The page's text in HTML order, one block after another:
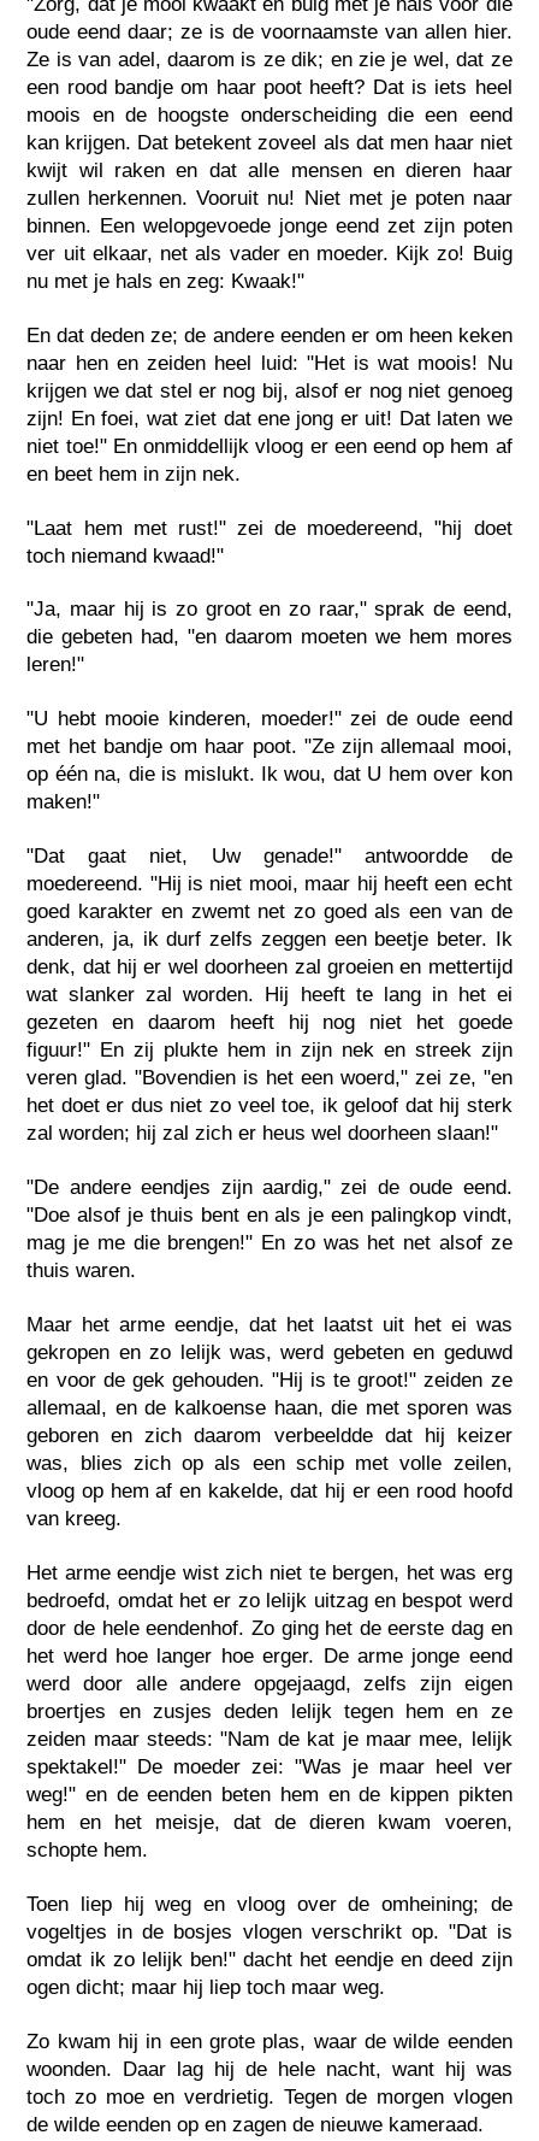
oude eend daar; ze is de voornaamste van allen hier.
Ze is van adel, daarom is ze dik; en zie je wel, dat ze
een rood bandje om haar poot heeft? Dat is iets heel
moois en de hoogste onderscheiding die een eend
kan krijgen. Dat betekent zoveel als dat men haar niet
kwijt wil raken en dat alle mensen en dieren haar
zullen herkennen. Vooruit nu! Niet met je poten naar
binnen. Een welopgevoede jonge eend zet zijn poten
ver uit elkaar, net als vader en moeder. Kijk zo! Buig
nu met je hals en zeg: Kwaak!"
En dat deden ze; de andere eenden er om heen keken
naar hen en zeiden heel luid: "Het is wat moois! Nu
krijgen we dat stel er nog bij, alsof er nog niet genoeg
zijn! En foei, wat ziet dat ene jong er uit! Dat laten we
niet toe!" En onmiddellijk vloog er een eend op hem af
en beet hem in zijn nek.
"Laat hem met rust!" zei de moedereend, "hij doet
toch niemand kwaad!"
"Ja, maar hij is zo groot en zo raar," sprak de eend,
die gebeten had, "en daarom moeten we hem mores
leren!"
"U hebt mooie kinderen, moeder!" zei de oude eend
met het bandje om haar poot. "Ze zijn allemaal mooi,
op één na, die is mislukt. Ik wou, dat U hem over kon
maken!"
"Dat gaat niet, Uw genade!" antwoordde de
moedereend. "Hij is niet mooi, maar hij heeft een echt
goed karakter en zwemt net zo goed als een van de
anderen, ja, ik durf zelfs zeggen een beetje beter. Ik
denk, dat hij er wel doorheen zal groeien en mettertijd
wat slanker zal worden. Hij heeft te lang in het ei
gezeten en daarom heeft hij nog niet het goede
figuur!" En zij plukte hem in zijn nek en streek zijn
veren glad. "Bovendien is het een woerd," zei ze, "en
het doet er dus niet zo veel toe, ik geloof dat hij sterk
zal worden; hij zal zich er heus wel doorheen slaan!"
"De andere eendjes zijn aardig," zei de oude eend.
"Doe alsof je thuis bent en als je een palingkop vindt,
mag je me die brengen!" En zo was het net alsof ze
thuis waren.
Maar het arme eendje, dat het laatst uit het ei was
gekropen en zo lelijk was, werd gebeten en geduwd
en voor de gek gehouden. "Hij is te groot!" zeiden ze
allemaal, en de kalkoense haan, die met sporen was
geboren en zich daarom verbeeldde dat hij keizer
was, blies zich op als een schip met volle zeilen,
vloog op hem af en kakelde, dat hij er een rood hoofd
van kreeg.
Het arme eendje wist zich niet te bergen, het was erg
bedroefd, omdat het er zo lelijk uitzag en bespot werd
door de hele eendenhof. Zo ging het de eerste dag en
het werd hoe langer hoe erger. De arme jonge eend
werd door alle andere opgejaagd, zelfs zijn eigen
broertjes en zusjes deden lelijk tegen hem en ze
zeiden maar steeds: "Nam de kat je maar mee, lelijk
spektakel!" De moeder zei: "Was je maar heel ver
weg!" en de eenden beten hem en de kippen pikten
hem en het meisje, dat de dieren kwam voeren,
schopte hem.
Toen liep hij weg en vloog over de omheining; de
vogeltjes in de bosjes vlogen verschrikt op. "Dat is
omdat ik zo lelijk ben!" dacht het eendje en deed zijn
ogen dicht; maar hij liep toch maar weg.
Zo kwam hij in een grote plas, waar de wilde eenden
woonden. Daar lag hij de hele nacht, want hij was
toch zo moe en verdrietig. Tegen de morgen vlogen
de wilde eenden op en zagen de nieuwe kameraad.